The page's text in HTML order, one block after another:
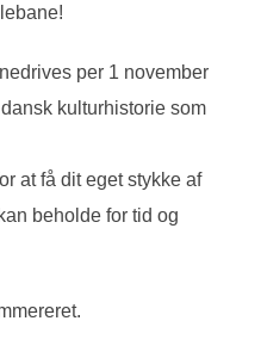
per 1 november
kulturhistorie som
at få dit eget stykke af
beholde for tid og